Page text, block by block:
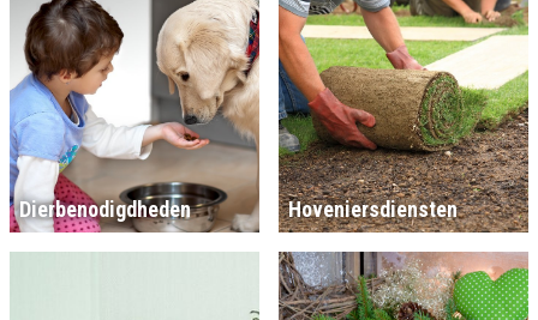
Dierbenodigdheden Hoveniersdiensten